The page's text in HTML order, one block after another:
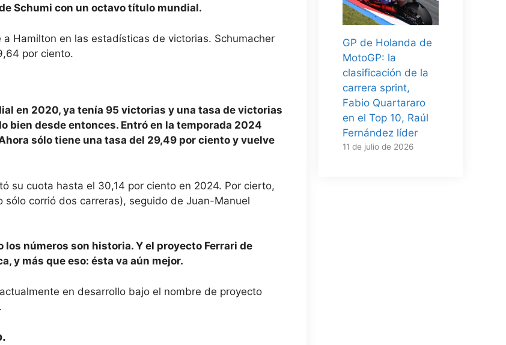
Schumi con un octavo título mundial.
Hamilton en las estadísticas de victorias. Schumacher
por ciento.
en 2020, ya tenía 95 victorias y una tasa de victorias
bien desde entonces. Entró en la temporada 2024
sólo tiene una tasa del 29,49 por ciento y vuelve
su cuota hasta el 30,14 por ciento en 2024. Por cierto,
corrió dos carreras), seguido de Juan-Manuel
los números son historia. Y el proyecto Ferrari de
y más que eso: ésta va aún mejor.
en desarrollo bajo el nombre de proyecto
GP de Holanda de
MotoGP: la
clasificación de la
carrera sprint,
Fabio Quartararo
en el Top 10, Raúl
Fernández líder
11 de julio de 2026